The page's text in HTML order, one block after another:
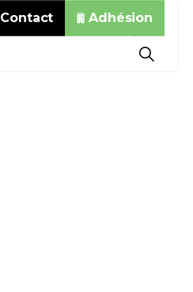
Contact Adhésion